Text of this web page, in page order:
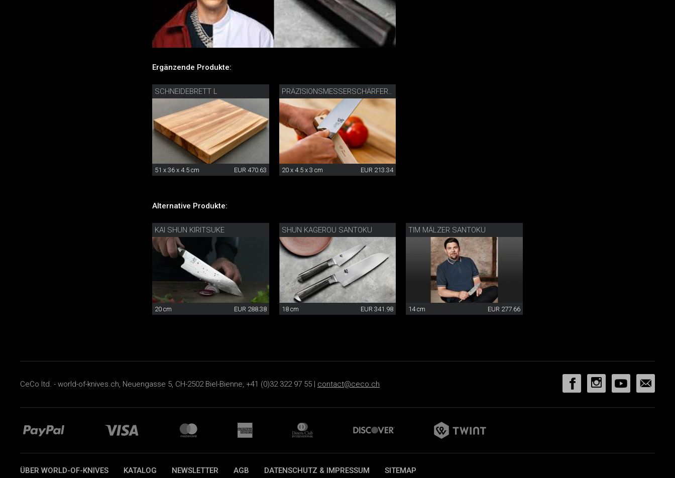
Ergänzende Produkte:
SCHNEIDEBRETT L
51 x 36 x 4.5 cm EUR 470.63
PRÄZISIONSMESSERSCHÄRFER MIT DIAMANTLEDER
20 x 4.5 x 3 cm EUR 213.34
Alternative Produkte:
KAI SHUN KIRITSUKE
20 cm EUR 288.38
SHUN KAGEROU SANTOKU
18 cm EUR 341.98
TIM MÄLZER SANTOKU
14 cm EUR 277.66
CeCo ltd. - world-of-knives.ch, Neuengasse 5, CH-2502 Biel-Bienne, +41 (0)32 322 97 55 | contact@ceco.ch
ÜBER WORLD-OF-KNIVES KATALOG NEWSLETTER AGB DATENSCHUTZ & IMPRESSUM SITEMAP